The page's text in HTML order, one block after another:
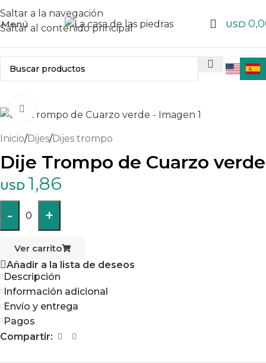
Saltar a la navegación
Saltar al contenido principal
Menú USD
Haga clic para ampliar
Inicio/Dijes/Dijes trompo
Dije Trompo de Cuarzo verde
USD 1,86
- 0 +
Ver carrito
Añadir a la lista de deseos
Descripción
Información adicional
Envío y entrega
Pagos
Compartir: